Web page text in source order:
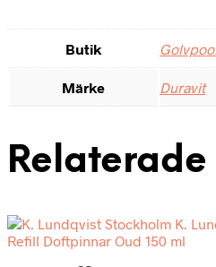
Butik
Märke Duravit